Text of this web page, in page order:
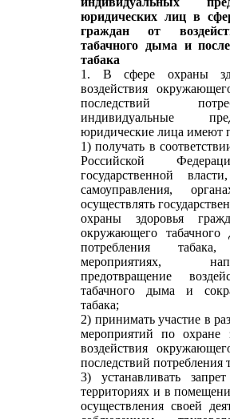
юридических лиц в
граждан от
табачного дыма и
табака
1. В сфере охраны
воздействия
последствий
индивидуальные
юридические лица имеют
1) получать в
Российской
государственной
самоуправления,
осуществлять
охраны здоровья
окружающего
потребления
мероприятиях,
предотвращение
табачного дыма и
табака;
2) принимать участие в
мероприятий по охране
воздействия
последствий потребления
3) устанавливать
территориях и в
осуществления своей